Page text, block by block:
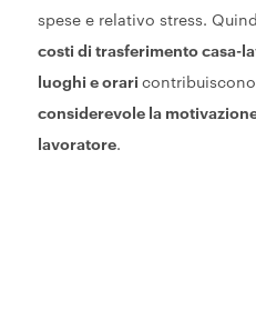
spese e relativo stress.
costi di trasferimento casa-
luoghi e orari contribuiscono
considerevole la
lavoratore.